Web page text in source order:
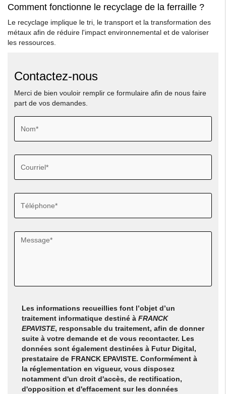
Comment fonctionne le recyclage de la ferraille ?
Le recyclage implique le tri, le transport et la transformation des
métaux afin de réduire l'impact environnemental et de valoriser
les ressources.
Contactez-nous
Merci de bien vouloir remplir ce formulaire afin de nous faire
part de vos demandes.
Les informations recueillies font l’objet d’un
traitement informatique destiné àFRANCK
EPAVISTE, responsable du traitement, afin de donner
suite à votre demande et de vous recontacter. Les
données sont également destinées à Futur Digital,
prestataire de FRANCK EPAVISTE. Conformément à
la réglementation en vigueur, vous disposez
notamment d'un droit d'accès, de rectification,
d'opposition et d'effacement sur les données